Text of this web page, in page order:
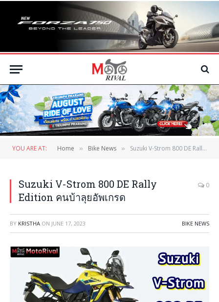
YOU ARE AT: Home » Bike News » Suzuki V-Strom 800 DE Rally Edition คนบ้าลุยอัพเกรด
Suzuki V-Strom 800 DE Rally
Edition คนบ้าลุยอัพเกรด
0
BY KRISTHA ON JUNE 17, 2023 BIKE NEWS